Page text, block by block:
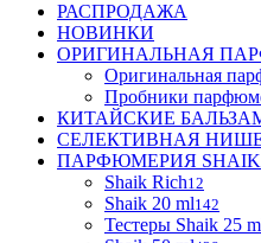
РАСПРОДАЖА
НОВИНКИ
ОРИГИНАЛЬНАЯ
Оригинальная
Пробники
КИТАЙСКИЕ
СЕЛЕКТИВНАЯ
ПАРФЮМЕРИЯ SHAIK
Shaik Rich12
Shaik 20 ml142
Тестеры Shaik 25